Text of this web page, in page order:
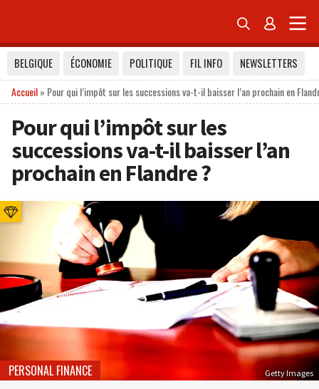
 
BELGIQUE ÉCONOMIE POLITIQUE FIL INFO
NEWSLETTERS
Accueil» Pour qui l’impôt sur les successions va-t-il baisser l’an prochain en
Pour qui l’impôt sur les
successions va-t-il baisser l’an
prochain en Flandre ?
Getty Images
PERSONAL FINANCE